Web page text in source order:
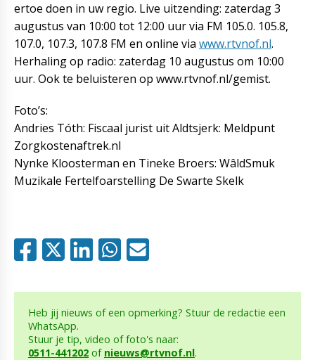
ertoe doen in uw regio. Live uitzending: zaterdag 3
augustus van 10:00 tot 12:00 uur via FM 105.0. 105.8,
107.0, 107.3, 107.8 FM en online via www.rtvnof.nl.
Herhaling op radio: zaterdag 10 augustus om 10:00
uur. Ook te beluisteren op www.rtvnof.nl/gemist.
Foto’s:
Andries Tóth: Fiscaal jurist uit Aldtsjerk: Meldpunt
Zorgkostenaftrek.nl
Nynke Kloosterman en Tineke Broers: WâldSmuk
Muzikale Fertelfoarstelling De Swarte Skelk
Heb jij nieuws of een opmerking? Stuur de redactie een
WhatsApp.
Stuur je tip, video of foto's naar:
0511-441202 of nieuws@rtvnof.nl.